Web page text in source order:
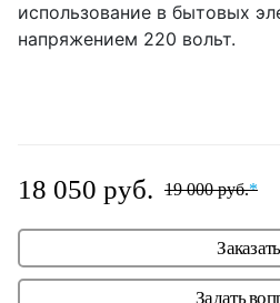
использование в бытовых
напряжением 220 вольт.
18 050 руб. 19 000 руб.*
Заказать
Задать